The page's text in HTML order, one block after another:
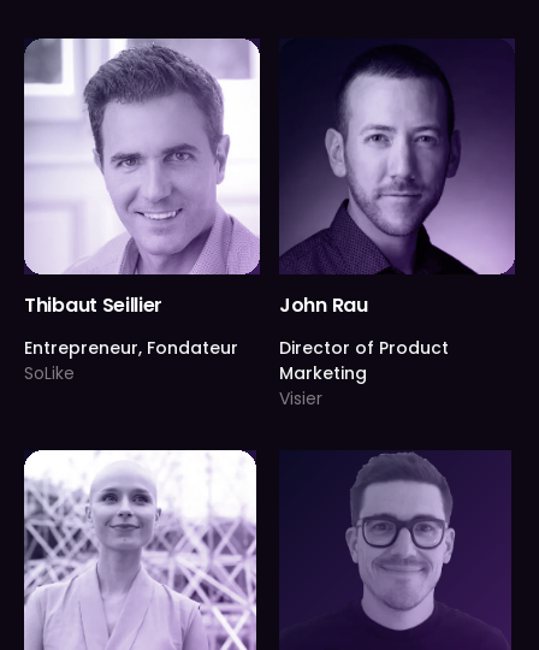
Thibaut Seillier
Entrepreneur, Fondateur
SoLike
John Rau
Director of Product
Marketing
Visier